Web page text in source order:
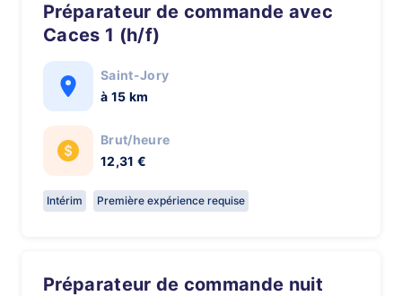
Préparateur de commande avec
Caces 1 (h/f)
Saint-Jory
à 15 km
Brut/heure
12,31 €
Intérim Première expérience requise
Préparateur de commande nuit